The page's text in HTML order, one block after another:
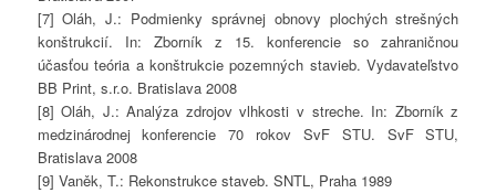
[7] Oláh, J.: Podmienky správnej obnovy plochých strešných
konštrukcií. In: Zborník z 15. konferencie so zahraničnou
účasťou teória a konštrukcie pozemných stavieb. Vydavateľstvo
BB Print, s.r.o. Bratislava 2008
[8] Oláh, J.: Analýza zdrojov vlhkosti v streche. In: Zborník z
medzinárodnej konferencie 70 rokov SvF STU. SvF STU,
Bratislava 2008
[9] Vaněk, T.: Rekonstrukce staveb. SNTL, Praha 1989